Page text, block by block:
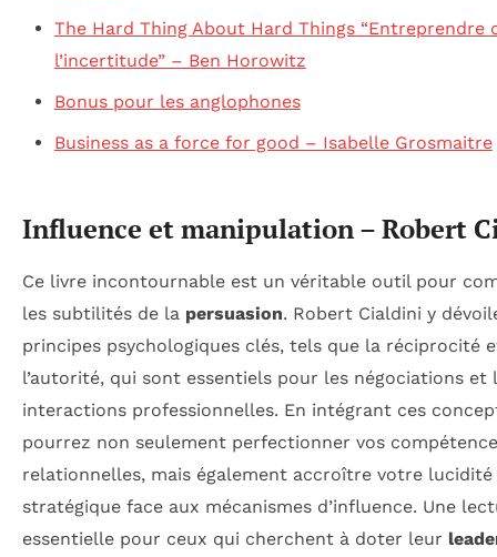
The Hard Thing About Hard Things “Entreprendre
l’incertitude” – Ben Horowitz
Bonus pour les anglophones
Business as a force for good – Isabelle Grosmaitre
Influence et manipulation – Robert
Ce livre incontournable est un véritable outil pour
les subtilités de la persuasion. Robert Cialdini y
principes psychologiques clés, tels que la réciprocité
l’autorité, qui sont essentiels pour les négociations et
interactions professionnelles. En intégrant ces
pourrez non seulement perfectionner vos
relationnelles, mais également accroître votre lucidité
stratégique face aux mécanismes d’influence. Une
essentielle pour ceux qui cherchent à doter leur